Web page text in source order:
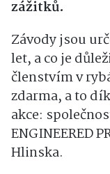
zážitků.
Závody jsou
let, a co je
členstvím v
zdarma, a to
akce:
ENGINEERED
Hlinska.